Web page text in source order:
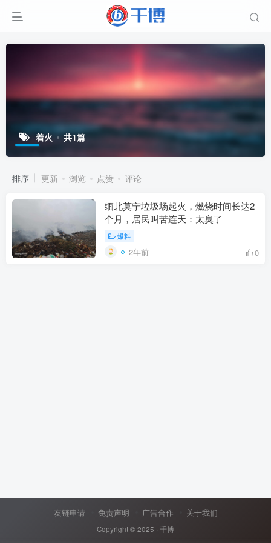
着火 共1篇
排序 更新 浏览 点赞 评论
缅北莫宁垃圾场起火，燃烧时间长达2
个月，居民叫苦连天：太臭了
爆料
2年前 0
友链申请 免责声明 广告合作 关于我们
Copyright © 2025 · 千博